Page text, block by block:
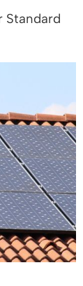
Standard